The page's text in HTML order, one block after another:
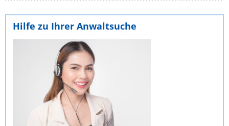
Hilfe zu Ihrer Anwaltsuche